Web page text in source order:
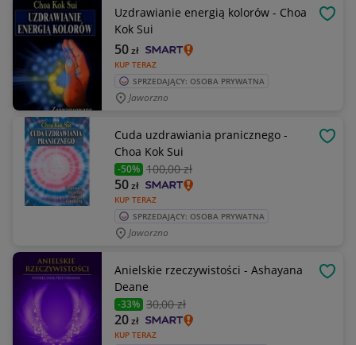
Uzdrawianie energią kolorów - Choa
Kok Sui
KUP TERAZ
50zł
SPRZEDAJĄCY: OSOBA PRYWATNA
Jaworzno
Cuda uzdrawiania pranicznego -
Choa Kok Sui
-50% 100,00 zł
KUP TERAZ
50zł
SPRZEDAJĄCY: OSOBA PRYWATNA
Jaworzno
Anielskie rzeczywistości - Ashayana
Deane
-33% 30,00 zł
KUP TERAZ
20zł